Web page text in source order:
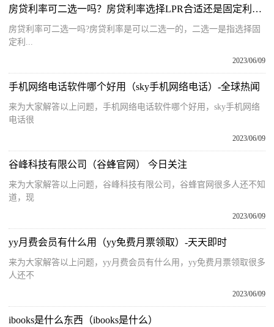
房贷利率可二选一吗？房贷利率选择LPR合适还是固定利率合适？
房贷利率可二选一吗?房贷利率是可以二选一的，二选一是指选择固
定利...
2023/06/09
手机网络电话软件哪个好用（sky手机网络电话）-全球热闻
来为大家解答以上问题，手机网络电话软件哪个好用，sky手机网络
电话很
2023/06/09
谷峰科技有限公司（谷蜂官网） 今日关注
来为大家解答以上问题，谷峰科技有限公司，谷蜂官网很多人还不知
道，现
2023/06/09
yy月费会员有什么用（yy免费月票领取）-天天即时
来为大家解答以上问题，yy月费会员有什么用，yy免费月票领取很多
人还不
2023/06/09
ibooks是什么东西（ibooks是什么）